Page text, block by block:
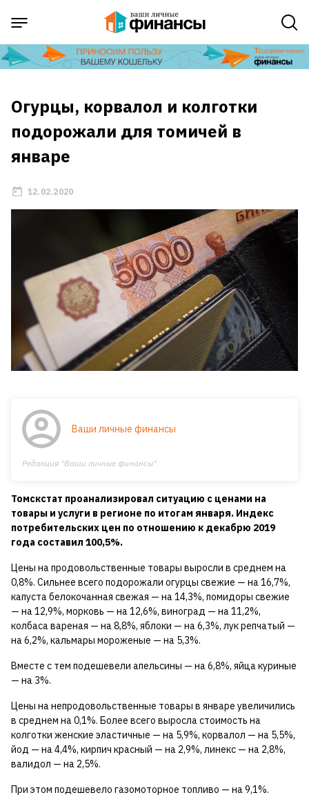
Огурцы, корвалол и колготки
подорожали для томичей в
январе
12.02.2020
Ваши личные финансы
Редакция "Ваши личные финансы"
Томскстат проанализировал ситуацию с ценами на
товары и услуги в регионе по итогам января. Индекс
потребительских цен по отношению к декабрю 2019
года составил 100,5%.
Цены на продовольственные товары выросли в среднем на
0,8%. Сильнее всего подорожали огурцы свежие — на 16,7%,
капуста белокочанная свежая — на 14,3%, помидоры свежие
— на 12,9%, морковь — на 12,6%, виноград — на 11,2%,
колбаса вареная — на 8,8%, яблоки — на 6,3%, лук репчатый —
на 6,2%, кальмары мороженые — на 5,3%.
Вместе с тем подешевели апельсины — на 6,8%, яйца куриные
— на 3%.
Цены на непродовольственные товары в январе увеличились
в среднем на 0,1%. Более всего выросла стоимость на
колготки женские эластичные — на 5,9%, корвалол — на 5,5%,
йод — на 4,4%, кирпич красный — на 2,9%, линекс — на 2,8%,
валидол — на 2,5%.
При этом подешевело газомоторное топливо — на 9,1%.